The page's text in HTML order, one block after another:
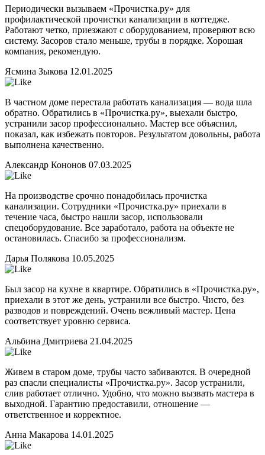
Периодически вызываем «Прочистка.ру» для
профилактической прочистки канализации в коттедже.
Работают четко, приезжают с оборудованием, проверяют всю
систему. Засоров стало меньше, трубы в порядке. Хорошая
компания, рекомендую.
Ясмина Зыкова 12.01.2025
В частном доме перестала работать канализация — вода шла
обратно. Обратились в «Прочистка.ру», выехали быстро,
устранили засор профессионально. Мастер все объяснил,
показал, как избежать повторов. Результатом довольны, работа
выполнена качественно.
Александр Кононов 07.03.2025
На производстве срочно понадобилась прочистка
канализации. Сотрудники «Прочистка.ру» приехали в
течение часа, быстро нашли засор, использовали
спецоборудование. Все заработало, работа на объекте не
остановилась. Спасибо за профессионализм.
Дарья Полякова 10.05.2025
Был засор на кухне в квартире. Обратились в «Прочистка.ру»,
приехали в этот же день, устранили все быстро. Чисто, без
разводов и повреждений. Очень вежливый мастер. Цена
соответствует уровню сервиса.
Альбина Дмитриева 21.04.2025
Живем в старом доме, трубы часто забиваются. В очередной
раз спасли специалисты «Прочистка.ру». Засор устранили,
слив работает отлично. Удобно, что можно вызвать мастера в
выходной. Гарантию предоставили, отношение —
ответственное и корректное.
Анна Макарова 14.01.2025